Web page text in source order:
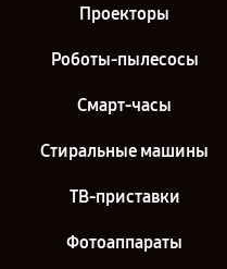
Проекторы
Роботы-пылесосы
Смарт-часы
Стиральные машины
ТВ-приставки
Фотоаппараты